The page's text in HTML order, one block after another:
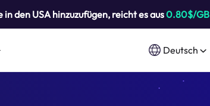
den USA hinzuzufügen, reicht es aus0.80$/GB
Deutsch